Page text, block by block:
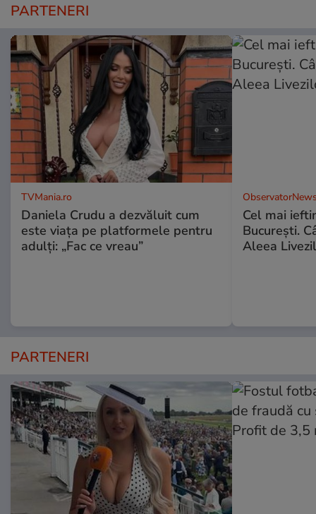
PARTENERI
TVMania.ro
Daniela Crudu a dezvăluit cum
este viața pe platformele pentru
adulți: „Fac ce vreau”
Cel mai
Bucureşti.
Aleea
PARTENERI